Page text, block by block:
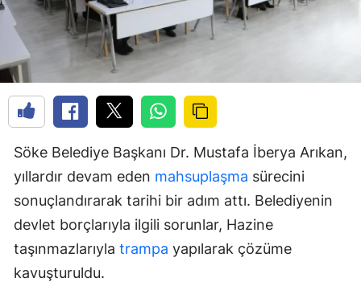
Söke Belediye Başkanı Dr. Mustafa İberya Arıkan,
yıllardır devam eden mahsuplaşma sürecini
sonuçlandırarak tarihi bir adım attı. Belediyenin
devlet borçlarıyla ilgili sorunlar, Hazine
taşınmazlarıyla trampa yapılarak çözüme
kavuşturuldu.